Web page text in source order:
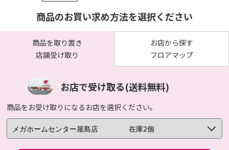
商品のお買い求め方法を選択ください
商品を取り置き
店舗受け取り
お店から探す
フロアマップ
お店で受け取る(送料無料)
商品をお受け取りになるお店を選択ください。